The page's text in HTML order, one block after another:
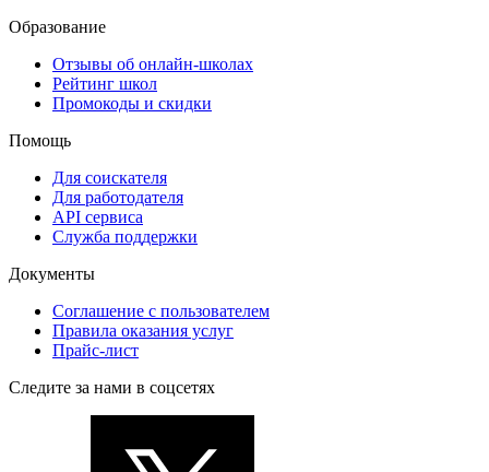
Образование
Отзывы об онлайн-школах
Рейтинг школ
Промокоды и скидки
Помощь
Для соискателя
Для работодателя
API сервиса
Служба поддержки
Документы
Соглашение с пользователем
Правила оказания услуг
Прайс-лист
Следите за нами в соцсетях